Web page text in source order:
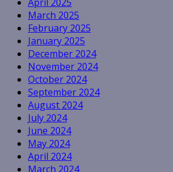
March 2025
February 2025
January 2025
December 2024
November 2024
October 2024
September 2024
August 2024
July 2024
June 2024
May 2024
April 2024
March 2024